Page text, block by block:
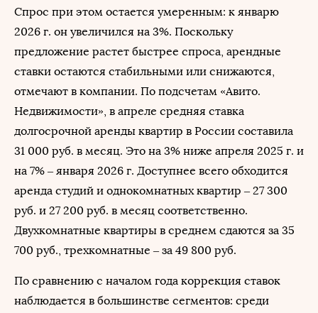
Спрос при этом остается умеренным: к январю
2026 г. он увеличился на 3%. Поскольку
предложение растет быстрее спроса, арендные
ставки остаются стабильными или снижаются,
отмечают в компании. По подсчетам «Авито.
Недвижимости», в апреле средняя ставка
долгосрочной аренды квартир в России составила
31 000 руб. в месяц. Это на 3% ниже апреля 2025 г. и
на 7% – января 2026 г. Доступнее всего обходится
аренда студий и однокомнатных квартир – 27 300
руб. и 27 200 руб. в месяц соответственно.
Двухкомнатные квартиры в среднем сдаются за 35
700 руб., трехкомнатные – за 49 800 руб.
По сравнению с началом года коррекция ставок
наблюдается в большинстве сегментов: среди